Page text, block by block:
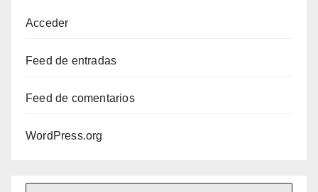
Acceder
Feed de entradas
Feed de comentarios
WordPress.org